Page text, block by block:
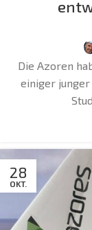
Die Azoren
einiger
28
OKT.